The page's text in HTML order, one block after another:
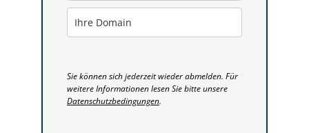
Sie können sich jederzeit wieder abmelden. Für
weitere Informationen lesen Sie bitte unsere
Datenschutzbedingungen.